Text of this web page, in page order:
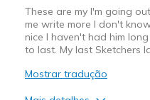
These are my I'm going
me write more I don't
nice I haven't had him
to last. My last Sketchers
Mostrar tradução